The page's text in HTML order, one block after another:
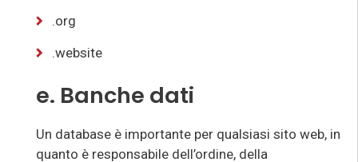
.org
.website
e. Banche dati
Un database è importante per qualsiasi sito web, in
quanto è responsabile dell’ordine, della